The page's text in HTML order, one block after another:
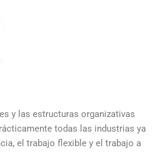
y las estructuras organizativas
todas las industrias ya
el trabajo flexible y el trabajo a